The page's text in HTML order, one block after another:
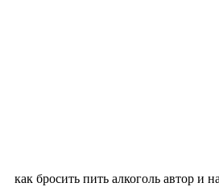
как бросить пить алкоголь автор и